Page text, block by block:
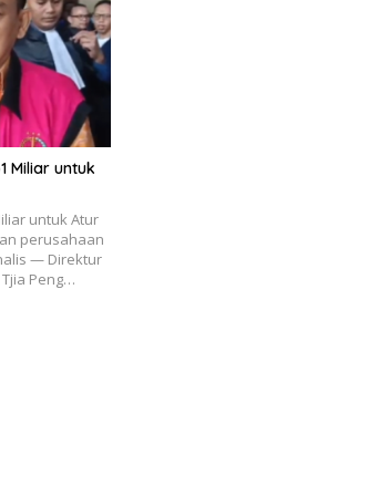
Miliar untuk
untuk Atur
perusahaan
— Direktur
Peng…